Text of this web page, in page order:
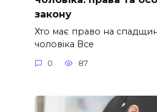
закону
Хто має право на
чоловіка Все
0 87